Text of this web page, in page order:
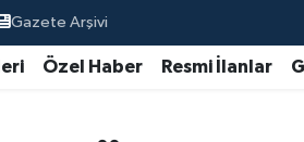
Gazete Arşivi
Özel Haber Resmi İlanlar